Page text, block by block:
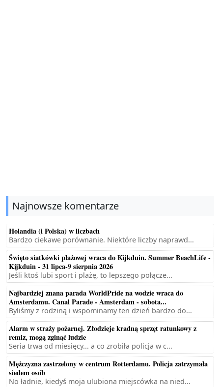
Najnowsze komentarze
Holandia (i Polska) w liczbach
Bardzo ciekawe porównanie. Niektóre liczby naprawd...
Święto siatkówki plażowej wraca do Kijkduin. Summer BeachLife -
Kijkduin - 31 lipca-9 sierpnia 2026
Jeśli ktoś lubi sport i plażę, to lepszego połącze...
Najbardziej znana parada WorldPride na wodzie wraca do
Amsterdamu. Canal Parade - Amsterdam - sobota...
Byliśmy z rodziną i wspominamy ten dzień bardzo do...
Alarm w straży pożarnej. Złodzieje kradną sprzęt ratunkowy z
remiz, mogą zginąć ludzie
Seria trwa od miesięcy... a co zrobiła policja w c...
Mężczyzna zastrzelony w centrum Rotterdamu. Policja zatrzymała
siedem osób
No ładnie, kiedyś moja ulubiona miejscówka na nied...